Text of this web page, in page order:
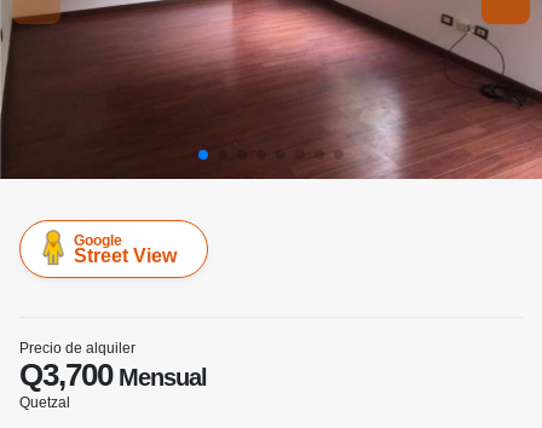
Google
Street View
Precio de alquiler
Q3,700Mensual
Quetzal